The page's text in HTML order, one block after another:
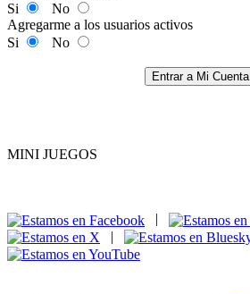
Si
No
Agregarme a los usuarios activos
Si
No
Entrar a Mi Cuenta
MINI JUEGOS
|